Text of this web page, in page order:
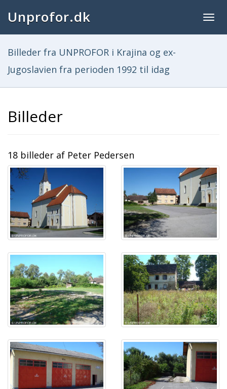
Unprofor.dk
Billeder fra UNPROFOR i Krajina og ex-
Jugoslavien fra perioden 1992 til idag
Billeder
18 billeder af Peter Pedersen